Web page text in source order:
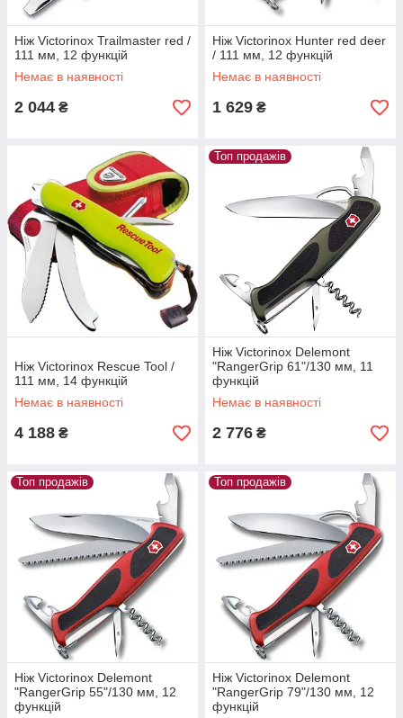
Ніж Victorinox Trailmaster red /
111 мм, 12 функцій
Немає в наявності
2 044 ₴
Ніж Victorinox Hunter red deer
/ 111 мм, 12 функцій
Немає в наявності
1 629 ₴
Ніж Victorinox Rescue Tool /
111 мм, 14 функцій
Немає в наявності
4 188 ₴
Топ продажів
Ніж Victorinox Delemont
"RangerGrip 61"/130 мм, 11
функцій
Немає в наявності
2 776 ₴
Топ продажів
Ніж Victorinox Delemont
"RangerGrip 55"/130 мм, 12
функцій
Топ продажів
Ніж Victorinox Delemont
"RangerGrip 79"/130 мм, 12
функцій